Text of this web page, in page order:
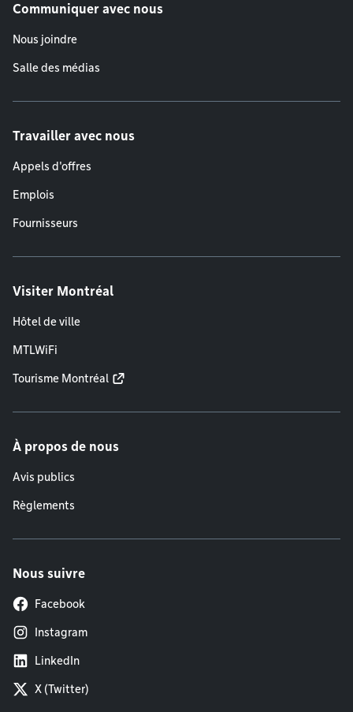
Communiquer avec nous
Nous joindre
Salle des médias
Travailler avec nous
Appels d'offres
Emplois
Fournisseurs
Visiter Montréal
Hôtel de ville
MTLWiFi
Tourisme Montréal
À propos de nous
Avis publics
Règlements
Nous suivre
Facebook
Instagram
LinkedIn
X (Twitter)